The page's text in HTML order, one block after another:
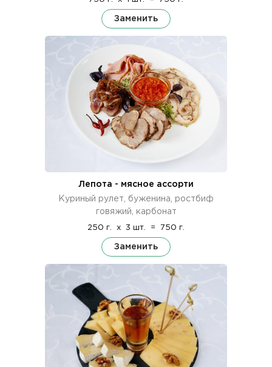
Заменить
Лепота - мясное ассорти
Куриный рулет, буженина, ростбиф
говяжий, карбонат
250 г. x 3 шт. = 750 г.
Заменить